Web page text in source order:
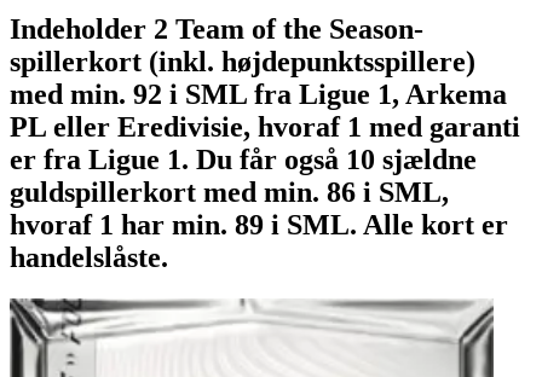
Indeholder 2 Team of the Season-
spillerkort (inkl. højdepunktsspillere)
med min. 92 i SML fra Ligue 1, Arkema
PL eller Eredivisie, hvoraf 1 med garanti
er fra Ligue 1. Du får også 10 sjældne
guldspillerkort med min. 86 i SML,
hvoraf 1 har min. 89 i SML. Alle kort er
handelslåste.